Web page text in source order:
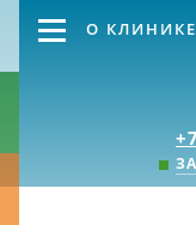
О КЛИНИКЕ